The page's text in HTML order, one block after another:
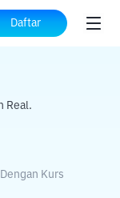
Daftar
BRL
Real.
Kurs